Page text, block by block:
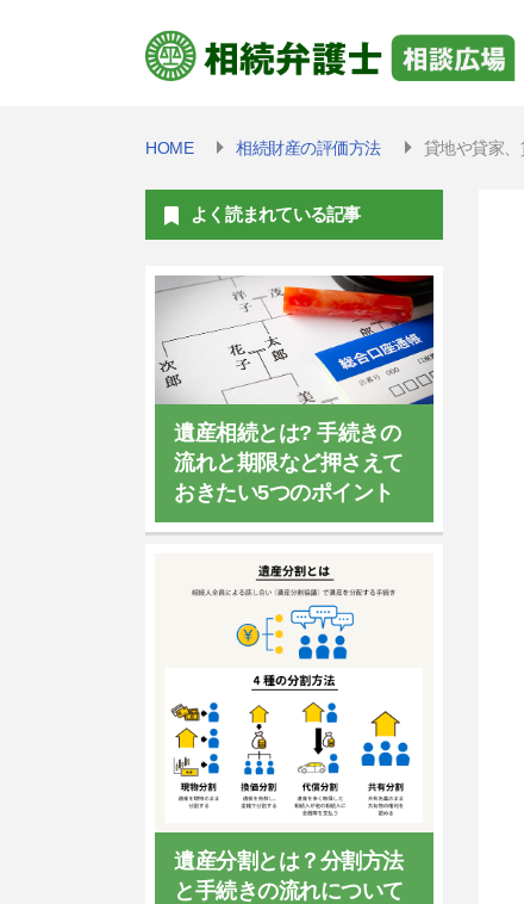
HOME 相続財産の評価方法 貸地や貸家
よく読まれている記事
遺産相続とは? 手続きの
流れと期限など押さえて
おきたい5つのポイント
遺産分割とは？分割方法
と手続きの流れについて